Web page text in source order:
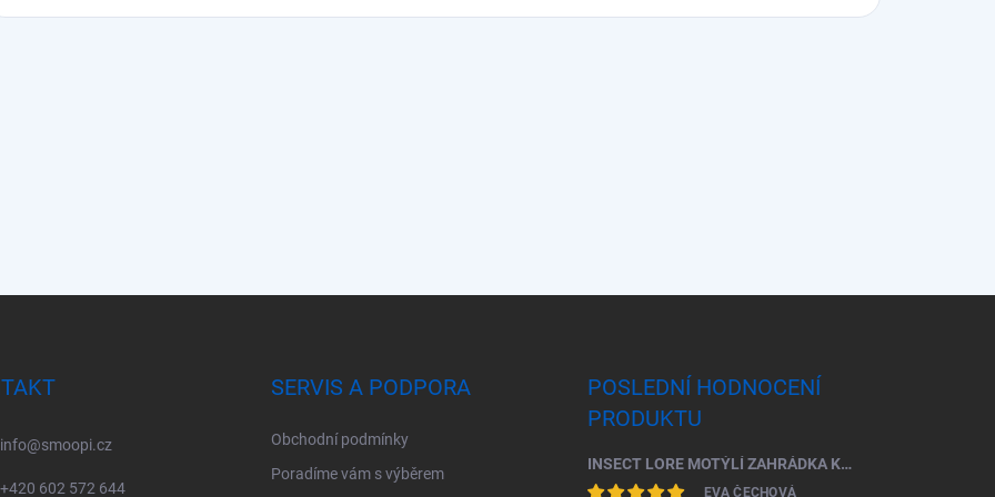
info@smoopi.cz
+420 602 572 644
SERVIS A PODPORA
Obchodní podmínky
Poradíme vám s výběrem
POSLEDNÍ HODNOCENÍ
PRODUKTU
INSECT LORE MOTÝLÍ ZAHRÁDKA KOMPLETNÍ ŠKOLNÍ SADA (33 HOUSENEK)
EVA ČECHOVÁ